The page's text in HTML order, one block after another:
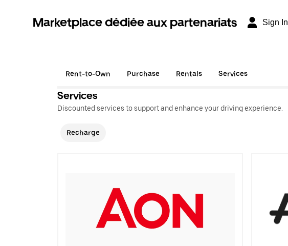
Marketplace dédiée aux partenariats Sign In
Rent-to-Own Purchase Rentals Services
Services
Discounted services to support and enhance your driving experience.
Recharge